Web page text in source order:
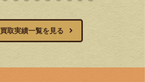
買取実績一覧を見る